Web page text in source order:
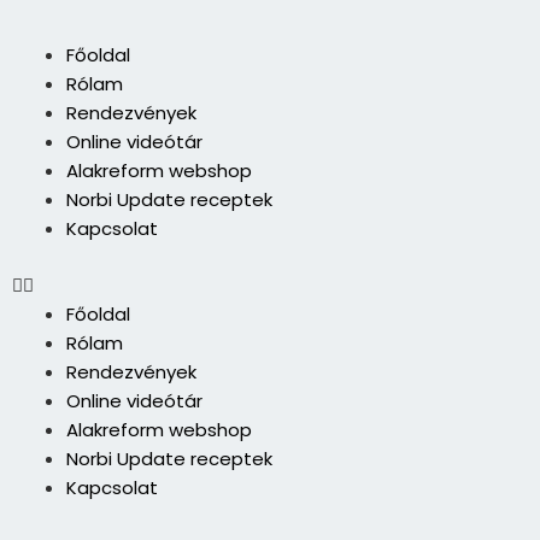
Főoldal
Rólam
Rendezvények
Online videótár
Alakreform webshop
Norbi Update receptek
Kapcsolat
Menü
Főoldal
Rólam
Rendezvények
Online videótár
Alakreform webshop
Norbi Update receptek
Kapcsolat